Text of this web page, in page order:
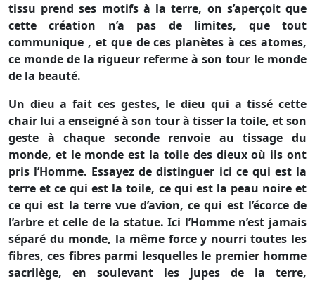
tissu prend ses motifs à la terre, on s’aperçoit que
cette création n’a pas de limites, que tout
communique , et que de ces planètes à ces atomes,
ce monde de la rigueur referme à son tour le monde
de la beauté.
Un dieu a fait ces gestes, le dieu qui a tissé cette
chair lui a enseigné à son tour à tisser la toile, et son
geste à chaque seconde renvoie au tissage du
monde, et le monde est la toile des dieux où ils ont
pris l’Homme. Essayez de distinguer ici ce qui est la
terre et ce qui est la toile, ce qui est la peau noire et
ce qui est la terre vue d’avion, ce qui est l’écorce de
l’arbre et celle de la statue. Ici l’Homme n’est jamais
séparé du monde, la même force y nourri toutes les
fibres, ces fibres parmi lesquelles le premier homme
sacrilège, en soulevant les jupes de la terre,